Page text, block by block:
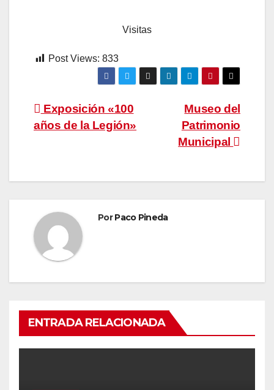
Visitas
Post Views: 833
Navegación
de
Museo del
Patrimonio
Municipal
Exposición «100
años de la Legión»
PorPaco Pineda
ENTRADA RELACIONADA